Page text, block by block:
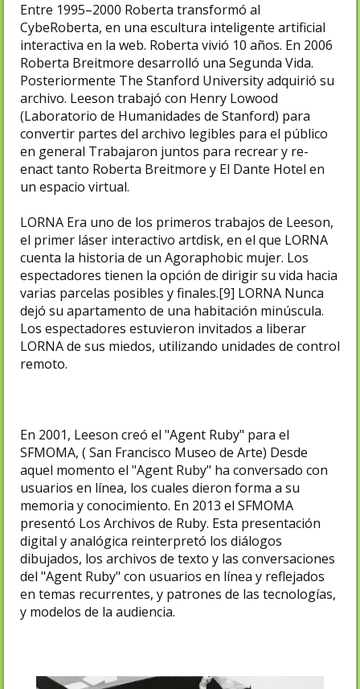
Entre 1995–2000 Roberta transformó al
CybeRoberta, en una escultura inteligente artificial
interactiva en la web. Roberta vivió 10 años. En 2006
Roberta Breitmore desarrolló una Segunda Vida.
Posteriormente The Stanford University adquirió su
archivo. Leeson trabajó con Henry Lowood
(Laboratorio de Humanidades de Stanford) para
convertir partes del archivo legibles para el público
en general Trabajaron juntos para recrear y re-
enact tanto Roberta Breitmore y El Dante Hotel en
un espacio virtual.​
LORNA Era uno de los primeros trabajos de Leeson,
el primer láser interactivo artdisk, en el que LORNA
cuenta la historia de un Agoraphobic mujer. Los
espectadores tienen la opción de dirigir su vida hacia
varias parcelas posibles y finales.[9]​ LORNA Nunca
dejó su apartamento de una habitación minúscula.
Los espectadores estuvieron invitados a liberar
LORNA de sus miedos, utilizando unidades de control
remoto.
En 2001, Leeson creó el "Agent Ruby" para el
SFMOMA, ( San Francisco Museo de Arte) Desde
aquel momento el "Agent Ruby" ha conversado con
usuarios en línea, los cuales dieron forma a su
memoria y conocimiento. En 2013 el SFMOMA
presentó Los Archivos de Ruby. Esta presentación
digital y analógica reinterpretó los diálogos
dibujados, los archivos de texto y las conversaciones
del "Agent Ruby" con usuarios en línea y reflejados
en temas recurrentes, y patrones de las tecnologías,
y modelos de la audiencia.​